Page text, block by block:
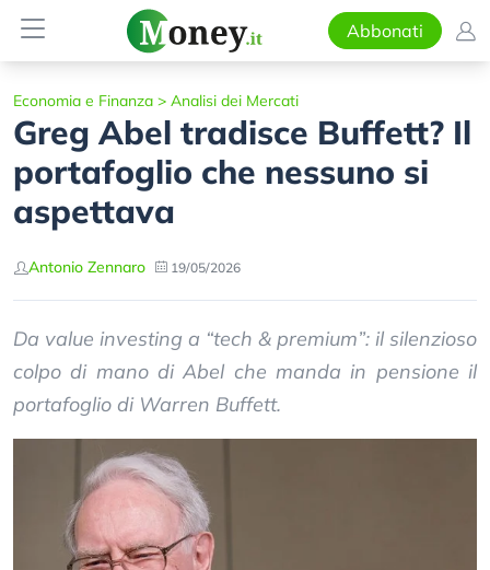
Abbonati
Economia e Finanza > Analisi dei Mercati
Greg Abel tradisce Buffett? Il
portafoglio che nessuno si
aspettava
Antonio Zennaro 19/05/2026
Da value investing a “tech & premium”: il silenzioso
colpo di mano di Abel che manda in pensione il
portafoglio di Warren Buffett.